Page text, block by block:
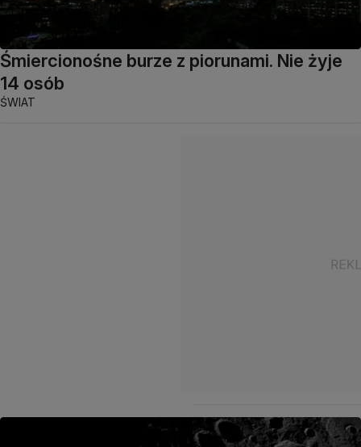
Śmiercionośne burze z piorunami. Nie żyje
14 osób
ŚWIAT